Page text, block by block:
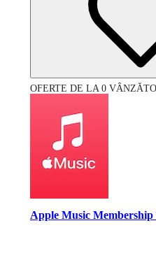
OFERTE DE LA 0
Apple Music Membership